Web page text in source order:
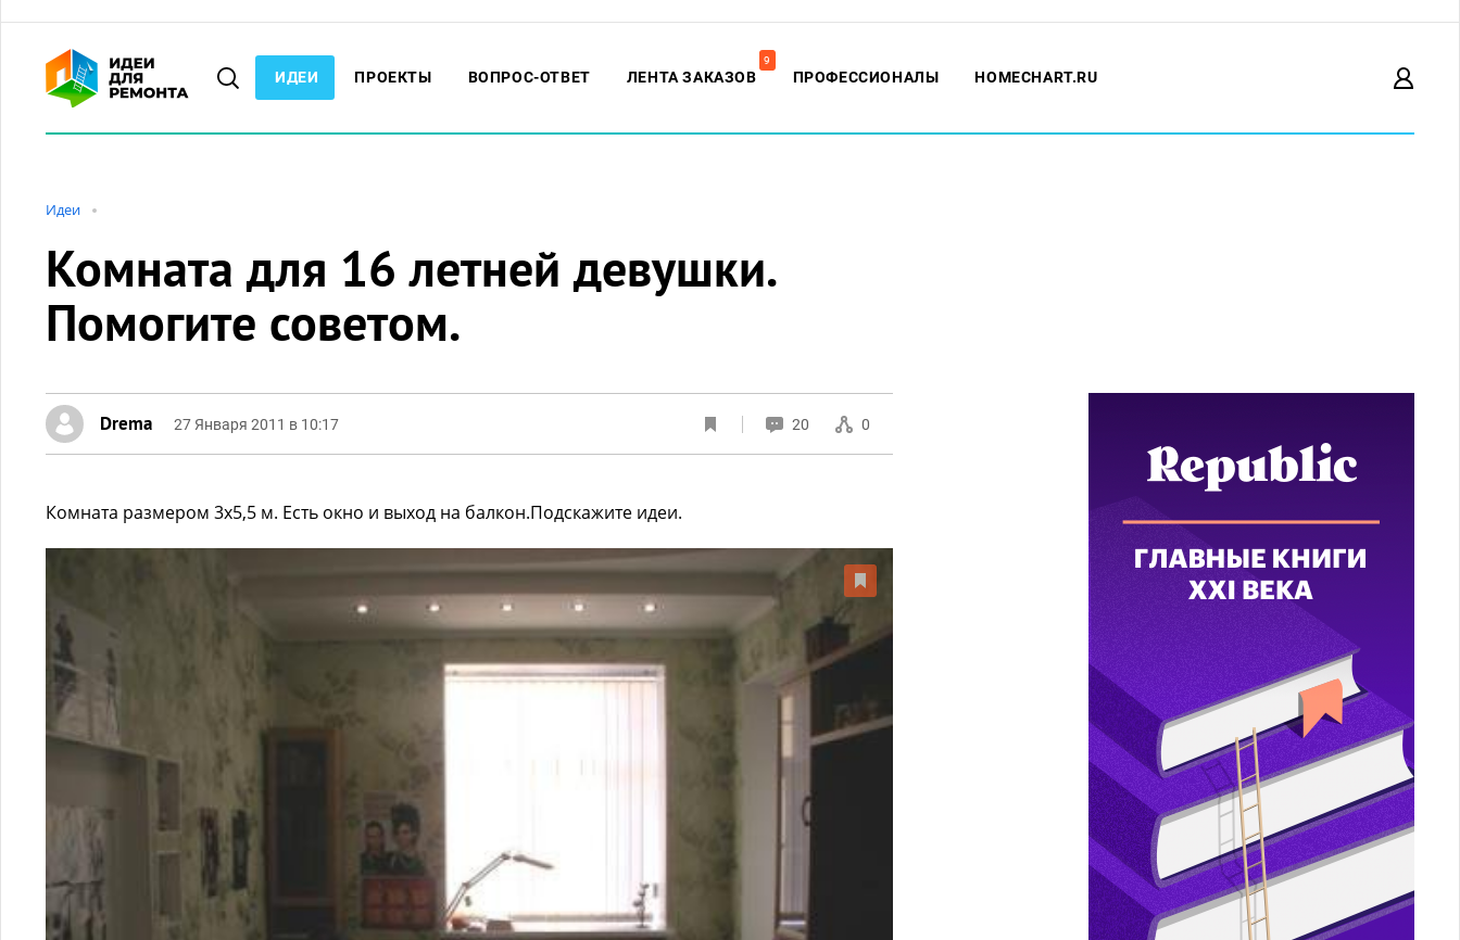
ИДЕИ ПРОЕКТЫ ВОПРОС-ОТВЕТ ЛЕНТА ЗАКАЗОВ
9
ПРОФЕССИОНАЛЫ HOMECHART.RU
Идеи
Комната для 16 летней девушки.
Помогите советом.
Drema 27 Января 2011 в 10:17 20 0
Комната размером 3х5,5 м. Есть окно и выход на балкон.Подскажите идеи.